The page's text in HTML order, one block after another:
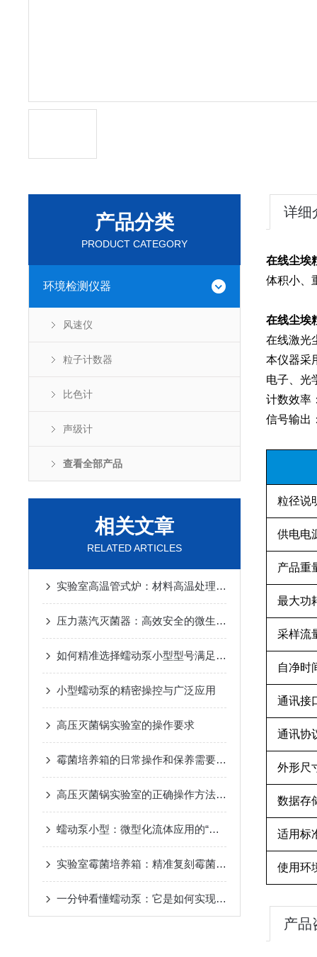
产品分类
PRODUCT CATEGORY
环境检测仪器
风速仪
粒子计数器
比色计
声级计
查看全部产品
相关文章
RELATED ARTICLES
实验室高温管式炉：材料高温处理的精密熔炉​
压力蒸汽灭菌器：高效安全的微生物灭菌工具
如何精准选择蠕动泵小型型号满足实验与生产需求
小型蠕动泵的精密操控与广泛应用
高压灭菌锅实验室的操作要求
霉菌培养箱的日常操作和保养需要注意哪些方面？
高压灭菌锅实验室的正确操作方法你真的掌握了吗？
蠕动泵小型：微型化流体应用的“灵动心脏”
实验室霉菌培养箱：精准复刻霉菌生长环境，赋能微生物研究新突破
一分钟看懂蠕动泵：它是如何实现无污染流体传输的？
详细
在线尘埃
体积小、
在线尘埃
在线激光
本仪器采
电子、光
计数效率
信号输出
粒径说
供电电
产品重
最大功
采样流
自净时
通讯接
通讯协
外形尺
数据存
适用标
使用环
产品